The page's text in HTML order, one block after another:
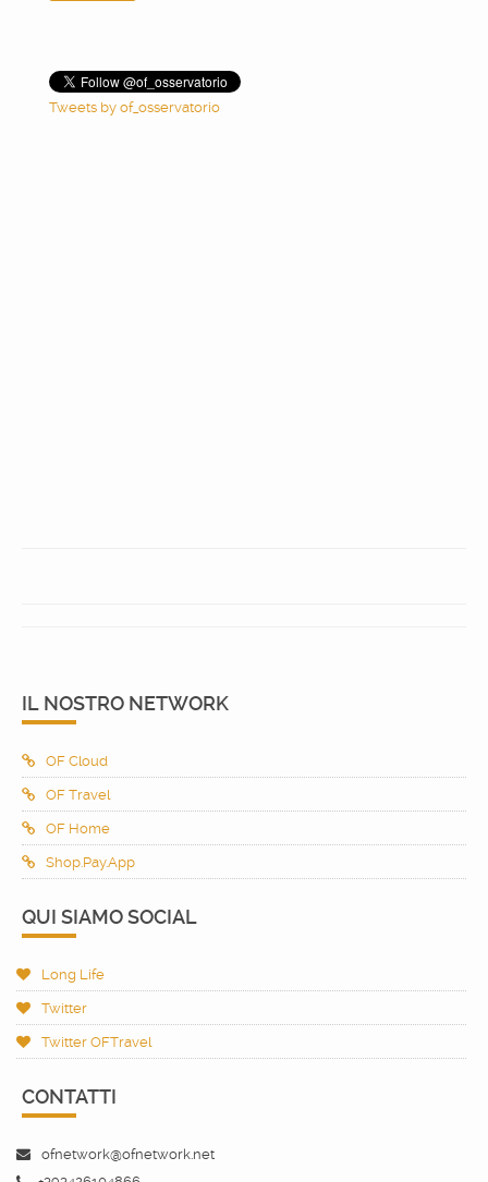
Tweets by of_osservatorio
IL NOSTRO NETWORK
OF Cloud
OF Travel
OF Home
Shop.Pay.App
QUI SIAMO SOCIAL
Long Life
Twitter
Twitter OFTravel
CONTATTI
ofnetwork@ofnetwork.net